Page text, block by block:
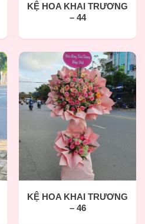
KỆ HOA KHAI TRƯƠNG
– 44
KỆ HOA KHAI TRƯƠNG
– 46